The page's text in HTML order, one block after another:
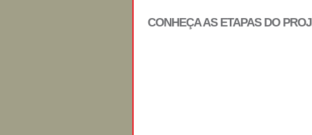
CONHEÇA AS ETAPAS DO